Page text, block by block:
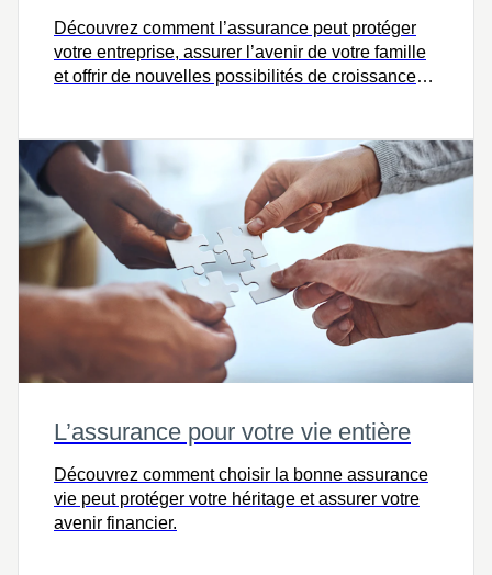
Découvrez comment l’assurance peut protéger
votre entreprise, assurer l’avenir de votre famille
et offrir de nouvelles possibilités de croissance
L’assurance pour votre vie entière
Découvrez comment choisir la bonne assurance
vie peut protéger votre héritage et assurer votre
avenir financier.